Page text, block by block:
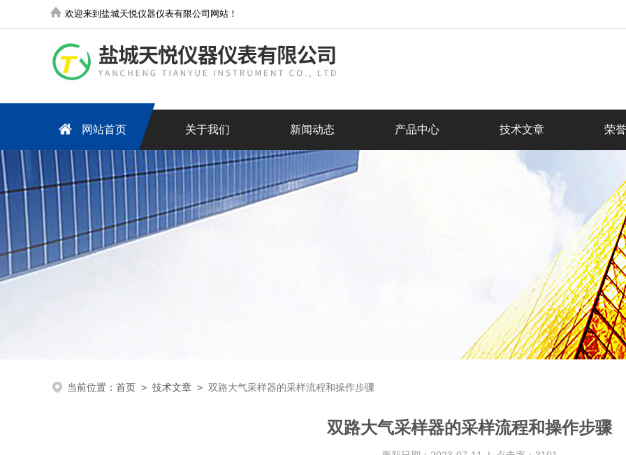
欢迎来到盐城天悦仪器仪表有限公司网站！
网站首页 关于我们 新闻动态 产品中心 技术文章 荣
当前位置： 首页 > 技术文章 > 双路大气采样器的采样流程和操作步骤
双路大气采样器的采样流程和操作步骤